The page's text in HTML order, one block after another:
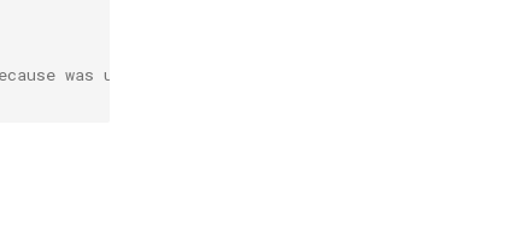
was used the method  release shift earlier.